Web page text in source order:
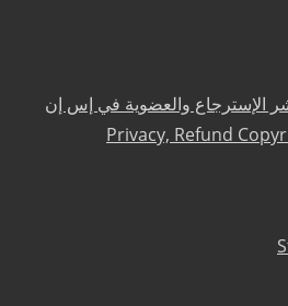
الإسترجاع والعضوية في إس إن
Privacy, Refund